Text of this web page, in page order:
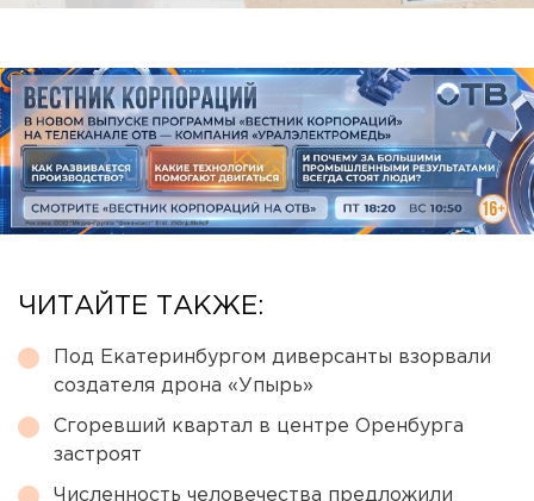
ЧИТАЙТЕ ТАКЖЕ:
Под Екатеринбургом диверсанты взорвали
создателя дрона «Упырь»
Сгоревший квартал в центре Оренбурга
застроят
Численность человечества предложили